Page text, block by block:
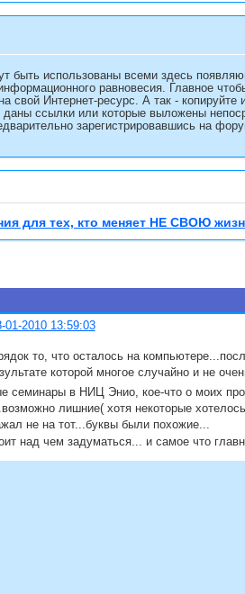
быть использованы всеми здесь
равновесия. Главное
свой Интернет-ресурс. А так -
ссылки или которые выложены
зарегистрировавшись на
для тех, кто меняет НЕ СВОЮ
01-2010 13:59:03
то, что осталось на
которой многое случайно и не
семинары в НИЦ Энио, кое-что о моих
лишние( хотя некоторые
не на тот...буквы были похожие...
над чем задуматься... и самое что